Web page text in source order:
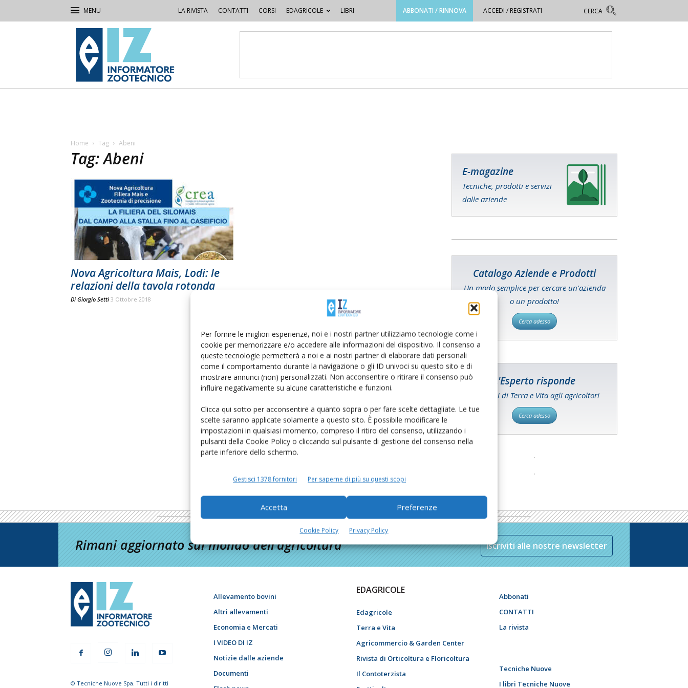
Per fornire le migliori esperienze, noi e i nostri partner utilizziamo tecnologie come i
cookie per memorizzare e/o accedere alle informazioni del dispositivo. Il consenso a
queste tecnologie permetterà a noi e ai nostri partner di elaborare dati personali
come il comportamento durante la navigazione o gli ID univoci su questo sito e di
mostrare annunci (non) personalizzati. Non acconsentire o ritirare il consenso può
influire negativamente su alcune caratteristiche e funzioni.
Clicca qui sotto per acconsentire a quanto sopra o per fare scelte dettagliate. Le tue
scelte saranno applicate solamente a questo sito. È possibile modificare le
impostazioni in qualsiasi momento, compreso il ritiro del consenso, utilizzando i
pulsanti della Cookie Policy o cliccando sul pulsante di gestione del consenso nella
parte inferiore dello schermo.
Gestisci 1378 fornitori Per saperne di più su questi scopi
Accetta Preferenze
Cookie Policy Privacy Policy
LA RIVISTA CONTATTI CORSI EDAGRICOLE LIBRI ABBONATI / RINNOVA ACCEDI / REGISTRATI
IZ
Informatore
Zootecnico
Home Tag Abeni
Tag: Abeni
Nova Agricoltura Mais, Lodi: le
relazioni della tavola rotonda
Di Giorgio Setti 3 Ottobre 2018
E-magazine
Tecniche, prodotti e servizi
dalle aziende
Catalogo Aziende e Prodotti
Un modo semplice per cercare un'azienda
o un prodotto!
Cerca adesso
L'Esperto risponde
I consigli di Terra e Vita agli agricoltori
Cerca adesso
Rimani aggiornato sul mondo dell’agricoltura Iscriviti alle nostre newsletter
© Tecniche Nuove Spa. Tutti i diritti
Allevamento bovini
Altri allevamenti
Economia e Mercati
I VIDEO DI IZ
Notizie dalle aziende
Documenti
EDAGRICOLE
Edagricole
Terra e Vita
Agricommercio & Garden Center
Rivista di Orticoltura e Floricoltura
Il Contoterzista
Abbonati
CONTATTI
La rivista
Tecniche Nuove
I libri Tecniche Nuove